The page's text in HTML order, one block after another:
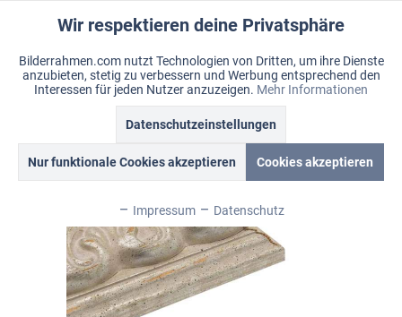
Warenkorb
Merkzettel Mein Konto
Menü
Sevilla
Funktionale Aktiv
Marketing Inaktiv
Inaktiv
Service Inaktiv
Wir respektieren deine Privatsphäre
Bilderrahmen.com nutzt Technologien von Dritten, um ihre Dienste
anzubieten, stetig zu verbessern und Werbung entsprechend den
Interessen für jeden Nutzer anzuzeigen. Mehr Informationen
Datenschutzeinstellungen
Nur funktionale Cookies akzeptieren Cookies akzeptieren
Impressum Datenschutz